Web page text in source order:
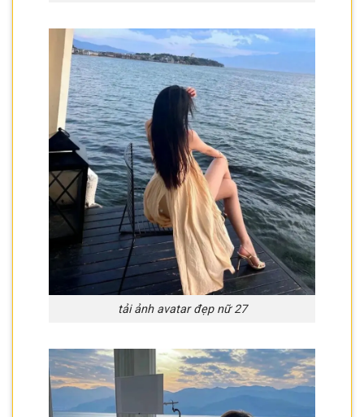
tải ảnh avatar đẹp nữ 27